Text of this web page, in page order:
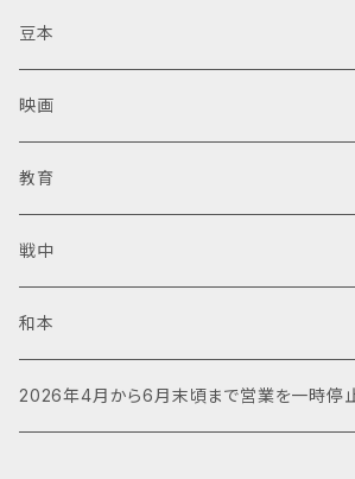
豆本
映画
教育
戦中
和本
2026年4月から6月末頃まで営業を一時停止